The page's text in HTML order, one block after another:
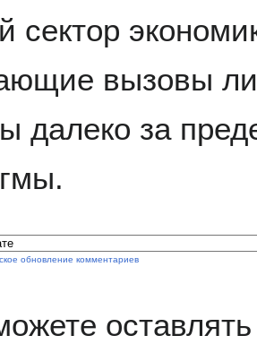
сектор
вызовы
далеко за
обновление комментариев